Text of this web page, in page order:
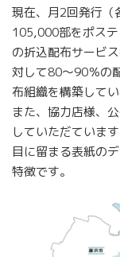
現在、月2回発行（
105,000部をポス
の折込配布サービ
対して80～90％の
布組織を構築してい
また、協力店様、
していただています
目に留まる表紙の
特徴です。